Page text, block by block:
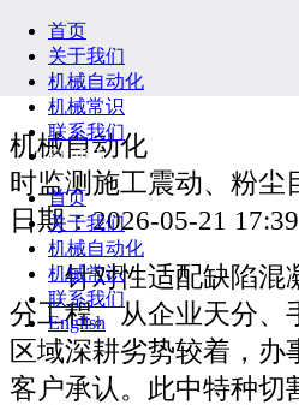
首页
关于我们
机械自动化
机械常识
联系我们
English
首页
关于我们
机械自动化
机械常识
联系我们
English
机械自动化
时监测施工震动、粉尘
日期：2026-05-21 17:39
针对性适配缺陷混
分工程。从企业天分、
区域深耕劣势较着，
客户承认。此中特种切